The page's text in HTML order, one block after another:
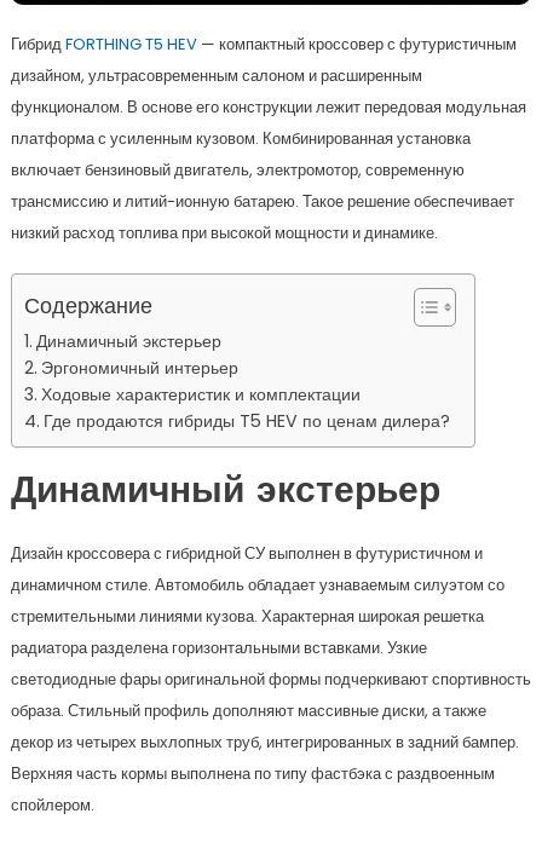
ГибридFORTHING T5 HEV— компактный кроссовер с футуристичным
дизайном, ультрасовременным салоном и расширенным
функционалом. В основе его конструкции лежит передовая модульная
платформа с усиленным кузовом. Комбинированная установка
включает бензиновый двигатель, электромотор, современную
трансмиссию и литий-ионную батарею. Такое решение обеспечивает
низкий расход топлива при высокой мощности и динамике.
Содержание
Динамичный экстерьер
Эргономичный интерьер
Ходовые характеристик и комплектации
Где продаются гибриды T5 HEV по ценам дилера?
Динамичный экстерьер
Дизайн кроссовера с гибридной СУ выполнен в футуристичном и
динамичном стиле. Автомобиль обладает узнаваемым силуэтом со
стремительными линиями кузова. Характерная широкая решетка
радиатора разделена горизонтальными вставками. Узкие
светодиодные фары оригинальной формы подчеркивают спортивность
образа. Стильный профиль дополняют массивные диски, а также
декор из четырех выхлопных труб, интегрированных в задний бампер.
Верхняя часть кормы выполнена по типу фастбэка с раздвоенным
спойлером.